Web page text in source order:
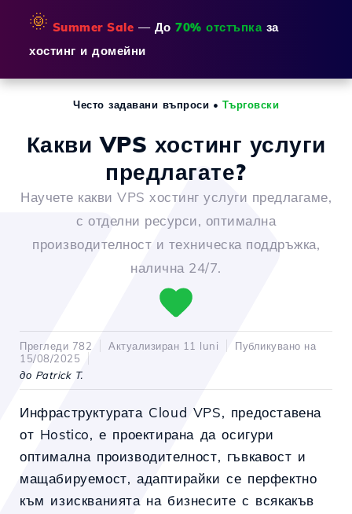
🌞 Summer Sale — До 70% отстъпказа
хостинг и домейни
Често задавани въпроси • Търговски
Какви VPS хостинг услуги
предлагате?
Научете какви VPS хостинг услуги предлагаме,
с отделни ресурси, оптимална
производителност и техническа поддръжка,
налична 24/7.
Прегледи 782 Актуализиран 11 luni
Публикувано на
15/08/2025
до Patrick T.
Инфраструктурата Cloud VPS, предоставена
от Hostico, е проектирана да осигури
оптимална производителност, гъвкавост и
мащабируемост, адаптирайки се перфектно
към изискванията на бизнесите с всякакъв